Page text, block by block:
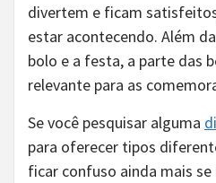
divertem e ficam
estar acontecendo. Além
bolo e a festa, a parte das
relevante para as
Se você pesquisar alguma
para oferecer tipos
ficar confuso ainda mais